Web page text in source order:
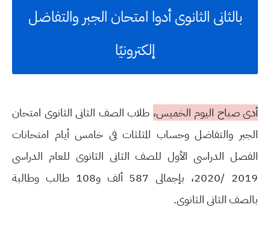
بالثانى الثانوى أدوا امتحان الجبر والتفاضل
إلكترونيًا
أدى صباح اليوم الخميس، طلاب الصف الثانى الثانوى امتحان
الجبر والتفاضل وحساب المثلثات فى خامس أيام امتحانات
الفصل الدراسى الأول للصف الثانى الثانوى للعام الدراسى
2019 /2020، بإجمالى 587 ألف و108 طالب وطالبة
بالصف الثانى الثانوى.